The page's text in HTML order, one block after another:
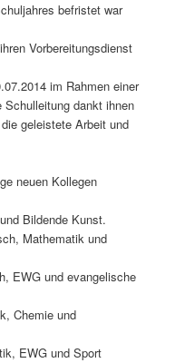
befristet war
Vorbereitungsdienst
im Rahmen einer
Schulleitung dankt ihnen
geleistete Arbeit und
neuen Kollegen
Bildende Kunst.
Mathematik und
EWG und evangelische
Chemie und
EWG und Sport